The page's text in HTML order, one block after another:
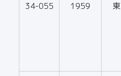
34-055 1959